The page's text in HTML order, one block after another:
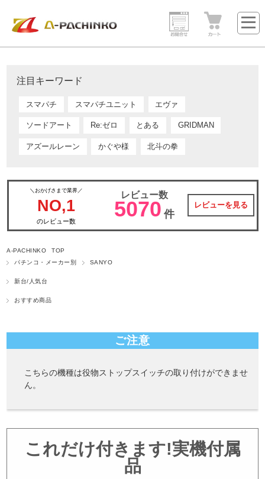
注目キーワード
スマパチ スマパチユニット エヴァ
ソードアート Re:ゼロ とある GRIDMAN
アズールレーン かぐや様 北斗の拳
＼おかげさまで業界／
NO,1
のレビュー数
レビュー数
5070 件
レビューを見る
A-PACHINKO TOP
パチンコ・メーカー別
SANYO
新台/人気台
おすすめ商品
ご注意
こちらの機種は役物ストップスイッチの取り付けができませ
ん。
これだけ付きます!実機付属
品